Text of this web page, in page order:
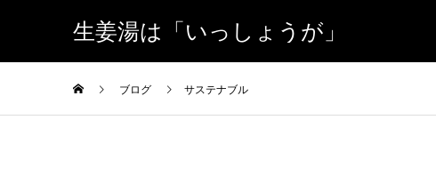
生姜湯は「いっしょうが」
ブログ サステナブル